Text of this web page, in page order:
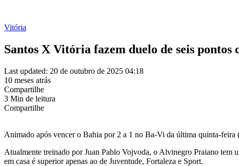
Vitória
Santos X Vitória fazem duelo de seis
Last updated: 20 de outubro de 2025 04:18
10 meses atrás
Compartilhe
3 Min de leitura
Compartilhe
Animado após vencer o Bahia por 2 a 1 no Ba-Vi da última quinta-
Atualmente treinado por Juan Pablo Vojvoda, o Alvinegro Praiano tem
em casa é superior apenas ao de Juventude, Fortaleza e Sport.